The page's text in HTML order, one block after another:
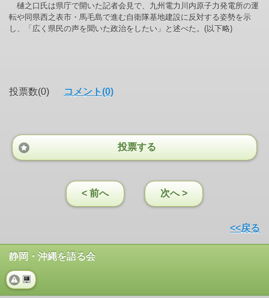
樋之口氏は県庁で開いた記者会見で、九州電力川内原子力発電所の運
転や同県西之表市・馬毛島で進む自衛隊基地建設に反対する姿勢を示
し、「広く県民の声を聞いた政治をしたい」と述べた。(以下略)
投票数(0) コメント(0)
投票する
< 前へ 次へ >
<<戻る
静岡・沖縄を語る会